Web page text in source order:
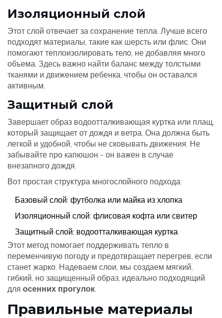
Изоляционный слой
Этот слой отвечает за сохранение тепла. Лучше всего
подходят материалы, такие как шерсть или флис. Они
помогают теплоизолировать тело, не добавляя много
объема. Здесь важно найти баланс между толстыми
тканями и движением ребенка, чтобы он оставался
активным.
Защитный слой
Завершает образ водоотталкивающая куртка или плащ,
который защищает от дождя и ветра. Она должна быть
легкой и удобной, чтобы не сковывать движения. Не
забывайте про капюшон - он важен в случае
внезапного дождя.
Вот простая структура многослойного подхода:
Базовый слой: футболка или майка из хлопка
Изоляционный слой: флисовая кофта или свитер
Защитный слой: водоотталкивающая куртка
Этот метод помогает поддерживать тепло в
переменчивую погоду и предотвращает перегрев, если
станет жарко. Надеваем слои, мы создаем мягкий,
гибкий, но защищенный образ, идеально подходящий
для осенних прогулок.
Правильные материалы